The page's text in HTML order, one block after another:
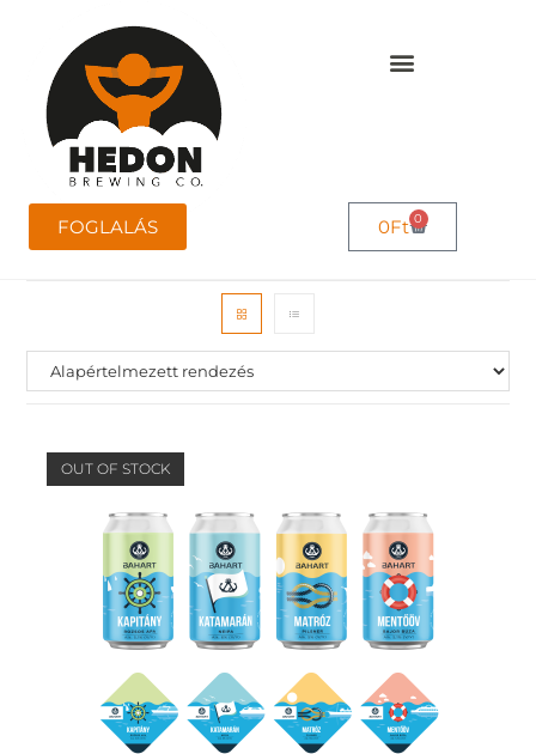
FOGLALÁS 0Ft 0
OUT OF STOCK